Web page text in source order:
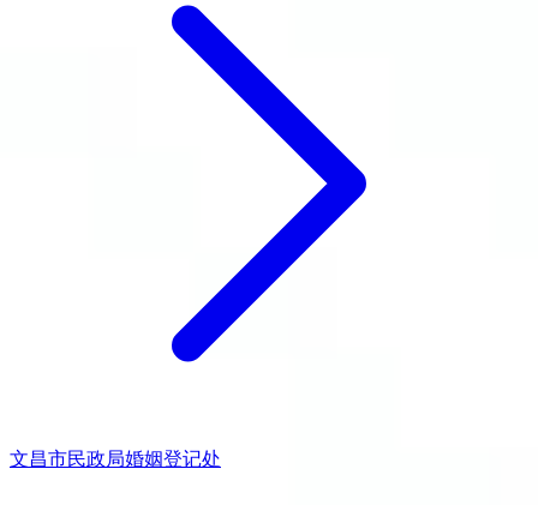
文昌市民政局婚姻登记处